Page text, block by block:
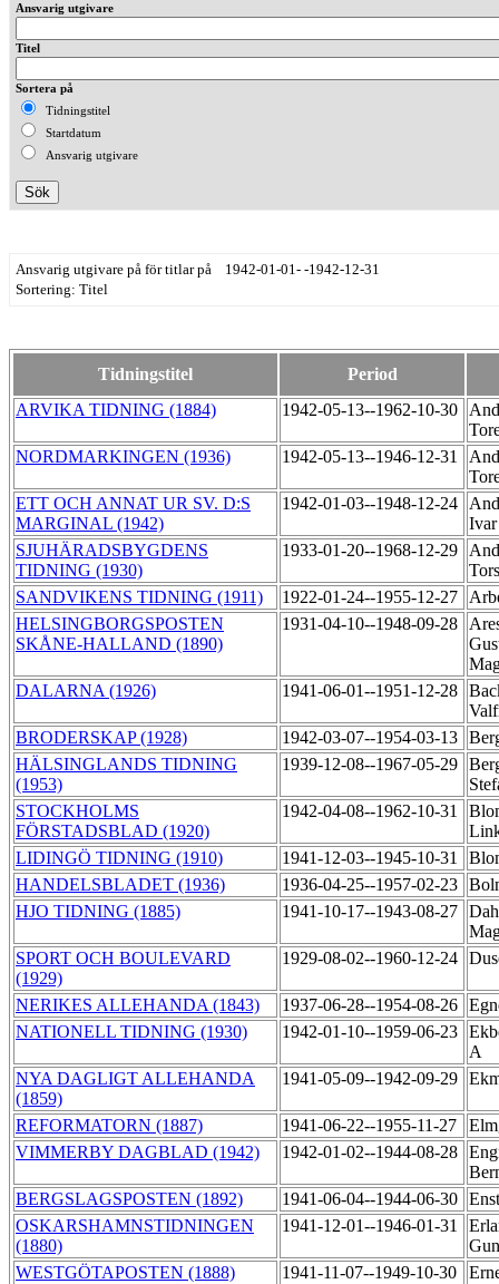
Ansvarig utgivare
Titel
Sortera på
Tidningstitel
Startdatum
Ansvarig utgivare
Ansvarig utgivare på för titlar på 1942-01-01- -1942-12-31
Sortering: Titel
Tidningstitel
Period
ARVIKA TIDNING (1884)
1942-05-13--1962-10-30
NORDMARKINGEN (1936)
1942-05-13--1946-12-31
ETT OCH ANNAT UR SV. D:S
MARGINAL (1942)
1942-01-03--1948-12-24
SJUHÄRADSBYGDENS
TIDNING (1930)
1933-01-20--1968-12-29
SANDVIKENS TIDNING (1911)
1922-01-24--1955-12-27
HELSINGBORGSPOSTEN
SKÅNE-HALLAND (1890)
1931-04-10--1948-09-28
DALARNA (1926)
1941-06-01--1951-12-28
BRODERSKAP (1928)
1942-03-07--1954-03-13
HÄLSINGLANDS TIDNING
(1953)
1939-12-08--1967-05-29
STOCKHOLMS
FÖRSTADSBLAD (1920)
1942-04-08--1962-10-31
LIDINGÖ TIDNING (1910)
1941-12-03--1945-10-31
HANDELSBLADET (1936)
1936-04-25--1957-02-23
HJO TIDNING (1885)
1941-10-17--1943-08-27
SPORT OCH BOULEVARD
(1929)
1929-08-02--1960-12-24
NERIKES ALLEHANDA (1843) 1937-06-28--1954-08-26
NATIONELL TIDNING (1930)
1942-01-10--1959-06-23
A
NYA DAGLIGT ALLEHANDA
(1859)
1941-05-09--1942-09-29
REFORMATORN (1887) 1941-06-22--1955-11-27
VIMMERBY DAGBLAD (1942)
1942-01-02--1944-08-28
BERGSLAGSPOSTEN (1892)
1941-06-04--1944-06-30
OSKARSHAMNSTIDNINGEN
(1880)
1941-12-01--1946-01-31
WESTGÖTAPOSTEN (1888)
1941-11-07--1949-10-30